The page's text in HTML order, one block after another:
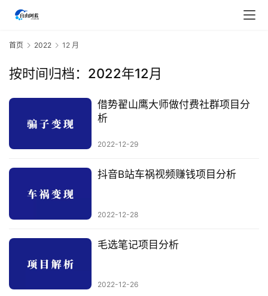
页
业
首页 2022 12 月
按时间归档：2022年12月
借势翟山鹰大师做付费社群项目分
析
2022-12-29
抖音B站车祸视频赚钱项目分析
2022-12-28
毛选笔记项目分析
2022-12-26